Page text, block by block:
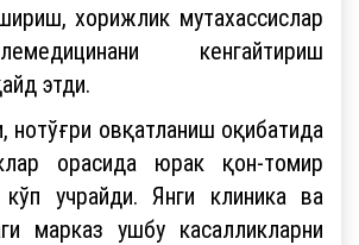
хорижлик мутахассислар
кенгайтириш
этди.
овқатланиш оқибатида
орасида юрак қон-томир
кўп учрайди. Янги клиника ва
марказ ушбу касалликларни